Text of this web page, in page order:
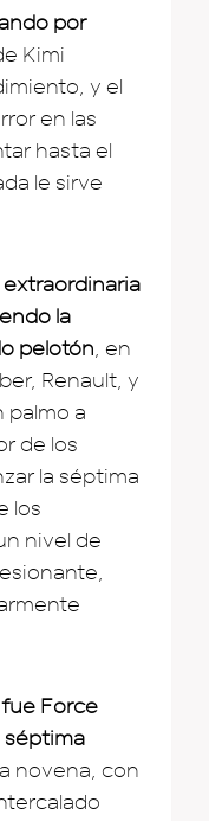
por
Kimi
y el
en las
hasta el
le sirve
la
pelotón , en
Renault, y
palmo a
de los
la séptima
los
nivel de
Force
séptima
novena, con